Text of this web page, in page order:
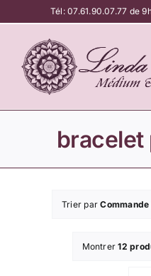
au
contenu
Tél:07.61.90.07.77 de
Trier par
Montrer12